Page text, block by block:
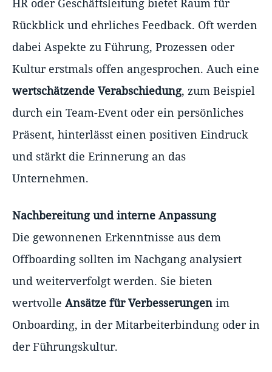
Rückblick und ehrliches Feedback. Oft werden
dabei Aspekte zu Führung, Prozessen oder
Kultur erstmals offen angesprochen. Auch eine
wertschätzende Verabschiedung, zum Beispiel
durch ein Team-Event oder ein persönliches
Präsent, hinterlässt einen positiven Eindruck
und stärkt die Erinnerung an das
Unternehmen.
Nachbereitung und interne Anpassung
Die gewonnenen Erkenntnisse aus dem
Offboarding sollten im Nachgang analysiert
und weiterverfolgt werden. Sie bieten
wertvolle Ansätze für Verbesserungen im
Onboarding, in der Mitarbeiterbindung oder in
der Führungskultur.